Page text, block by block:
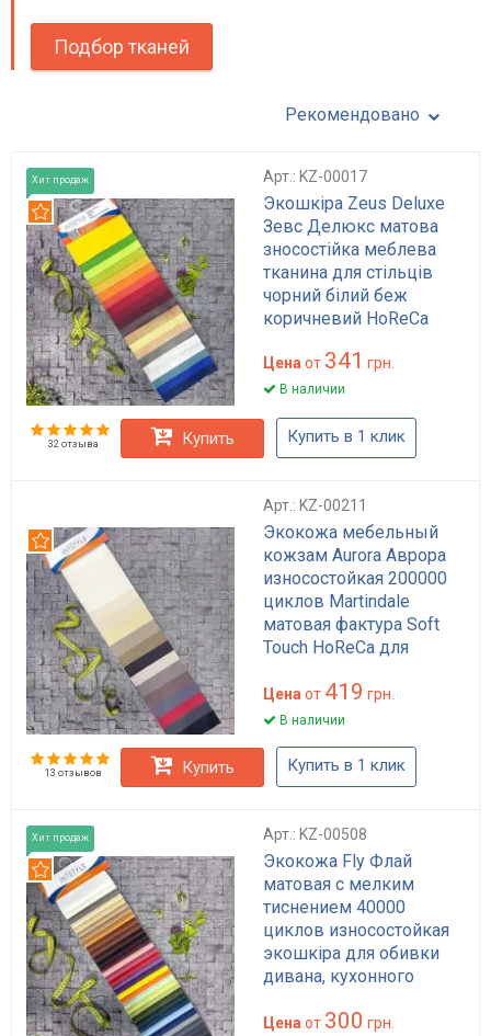
Подбор тканей
Рекомендовано
Хит продаж Арт.: KZ-00017
Экошкіра Zeus Deluxe
Зевс Делюкс матова
зносостійка меблева
тканина для стільців
чорний білий беж
коричневий HoReCa
Рекомендуем
Цена от 341 грн.
В наличии
32 отзыва Купить Купить в 1 клик
Арт.: KZ-00211
Экокожа мебельный
кожзам Aurora Аврора
износостойкая 200000
циклов Martindale
матовая фактура Soft
Touch HoReCa для
стульев коричневая
бежевая черная
Рекомендуем
Цена от 419 грн.
В наличии
13 отзывов Купить Купить в 1 клик
Хит продаж Арт.: KZ-00508
Экокожа Fly Флай
матовая с мелким
тиснением 40000
циклов износостойкая
экошкіра для обивки
дивана, кухонного
HoReCa разных цветов
Рекомендуем
Цена от 300 грн.